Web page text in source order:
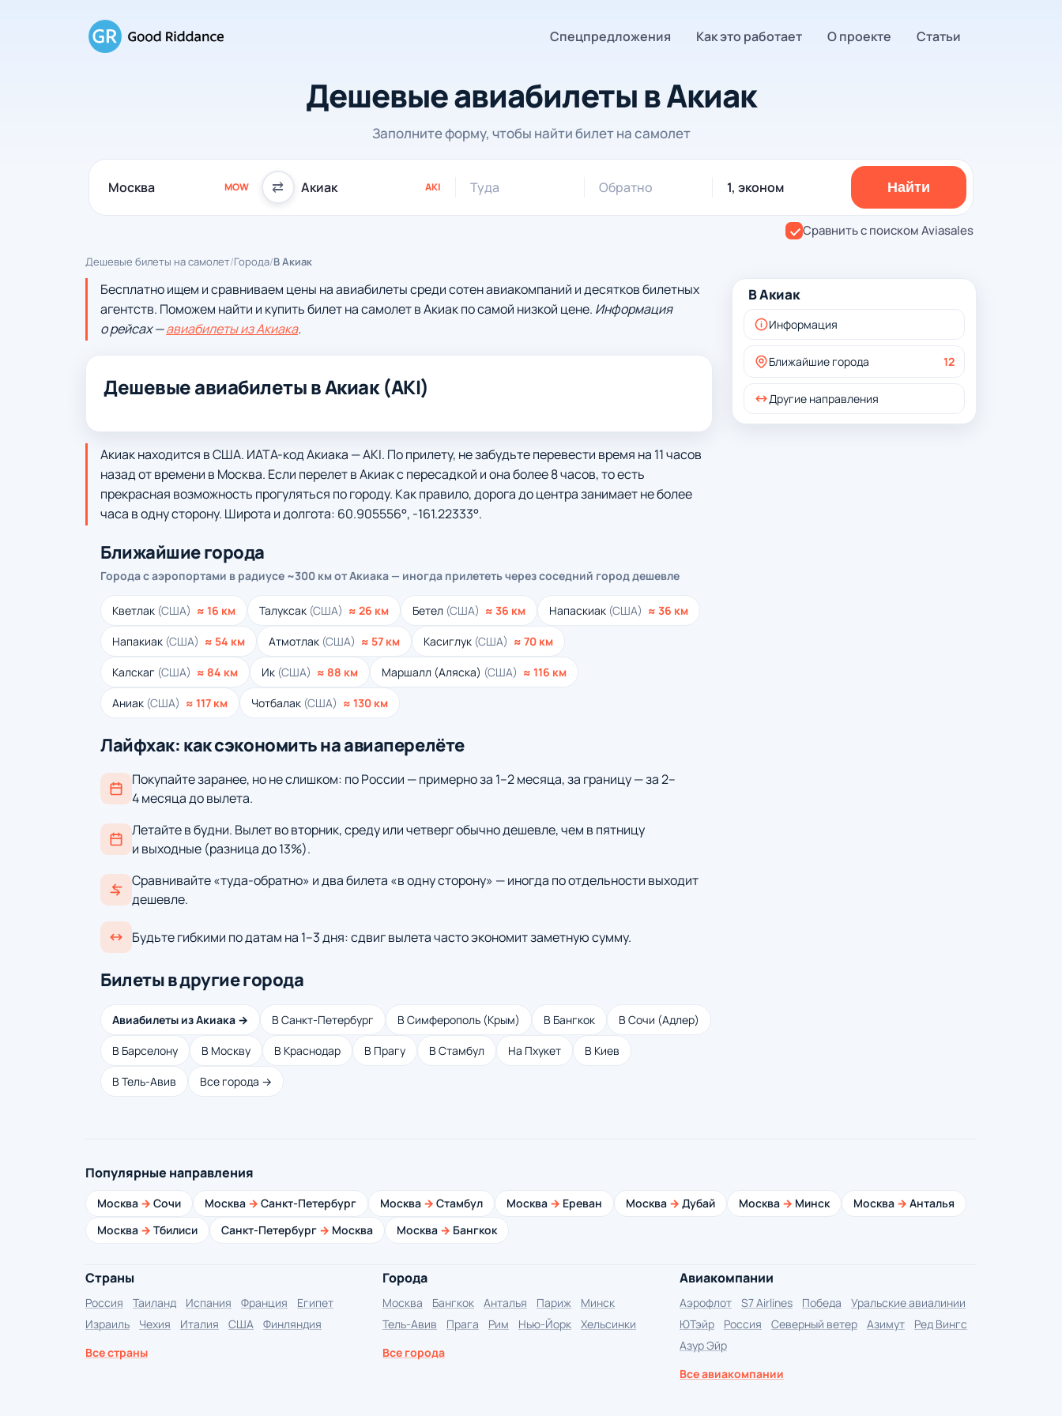
Спецпредложения Как это работает О проекте Статьи
Дешевые авиабилеты в Акиак
Заполните форму, чтобы найти билет на самолет
MOW ⇄ AKI Туда Обратно 1, эконом Найти
Сравнить с поиском Aviasales
Дешевые билеты на самолет/Города/В Акиак
Бесплатно ищем и сравниваем цены на авиабилеты среди сотен авиакомпаний и десятков билетных
агентств. Поможем найти и купить билет на самолет в Акиак по самой низкой цене. Информация
о рейсах —авиабилеты из Акиака.
Дешевые авиабилеты в Акиак (AKI)
Акиак находится в США. ИАТА-код Акиака — AKI. По прилету, не забудьте перевести время на 11 часов
назад от времени в Москва. Если перелет в Акиак с пересадкой и она более 8 часов, то есть
прекрасная возможность прогуляться по городу. Как правило, дорога до центра занимает не более
часа в одну сторону. Широта и долгота: 60.905556°, -161.22333°.
Ближайшие города
Города с аэропортами в радиусе ~300 км от Акиака — иногда прилететь через соседний город дешевле
Кветлак (США) ≈ 16 км Талуксак (США) ≈ 26 км Бетел (США) ≈ 36 км Напаскиак (США) ≈ 36 км
Напакиак (США) ≈ 54 км Атмотлак (США) ≈ 57 км Касиглук (США) ≈ 70 км
Калскаг (США) ≈ 84 км Ик (США) ≈ 88 км Маршалл (Аляска) (США) ≈ 116 км
Аниак (США) ≈ 117 км Чотбалак (США) ≈ 130 км
Лайфхак: как сэкономить на авиаперелёте
Покупайте заранее, но не слишком: по России — примерно за 1–2 месяца, за границу — за 2–
4 месяца до вылета.
Летайте в будни. Вылет во вторник, среду или четверг обычно дешевле, чем в пятницу
и выходные (разница до 13%).
Сравнивайте «туда-обратно» и два билета «в одну сторону» — иногда по отдельности выходит
дешевле.
Будьте гибкими по датам на 1–3 дня: сдвиг вылета часто экономит заметную сумму.
Билеты в другие города
Авиабилеты из Акиака → В Санкт-Петербург В Симферополь (Крым) В Бангкок В Сочи (Адлер)
В Барселону В Москву В Краснодар В Прагу В Стамбул На Пхукет В Киев
В Тель-Авив Все города →
В Акиак
Информация
Ближайшие города 12
Другие направления
Популярные направления
Москва → Сочи Москва → Санкт-Петербург Москва → Стамбул Москва → Ереван Москва → Дубай Москва → Минск Москва → Анталья
Москва → Тбилиси Санкт-Петербург → Москва Москва → Бангкок
Страны
Россия Таиланд Испания Франция
Египет
Израиль
Чехия Италия США
Финляндия
Все страны
Города
Москва Бангкок Анталья Париж
Минск
Тель-Авив
Прага Рим Нью-Йорк
Хельсинки
Все города
Авиакомпании
Аэрофлот S7 Airlines Победа
Уральские авиалинии
ЮТэйр
Россия Северный ветер Азимут
Ред Вингс
Азур Эйр
Все авиакомпании